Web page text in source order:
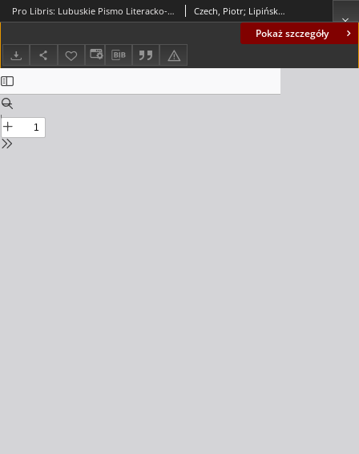
Pokaż szczegóły
Pro Libris: Lubuskie Pismo Literacko-Kulturalne, nr 1 (2009) Czech, Piotr; Lipińska, Alicja; Siatecki, Alfred (1947- ); Głuchowska, Lidia; Kamińska, Krystyna; Koniusz, Janusz (1934-2017); König, Rita; Zwolińska, Grażyna; Kucharska-Dziedzic, Anita; Wesołowski, Jacek; Sobkowiak, Czesław (1950- ); Szóstak, Anna; Kurzawa, Eugeniusz; Szpylma, Agnieszka; Janczys, Anna; Wozowczyk-Leszko, Elżbieta; Kot, Przemysław; Budemann, Eva-Maria; Wierzbicki, Adam Bolesław; Graczyk, Karol; Żuliński, Leszek; Bielerzewski, Jerzy; Nürnberger, Woldemar; Pawłowska, Eugenia; Rawski, Jakub; Wawryk, Joanna; Winter, Carmen; Kozłowski, Zbigniew; Der, Agnieszka; Böning, Andrea; Graczew-Czarkowska, Agnieszka; Miłek, Maria; Lechler, Katrin